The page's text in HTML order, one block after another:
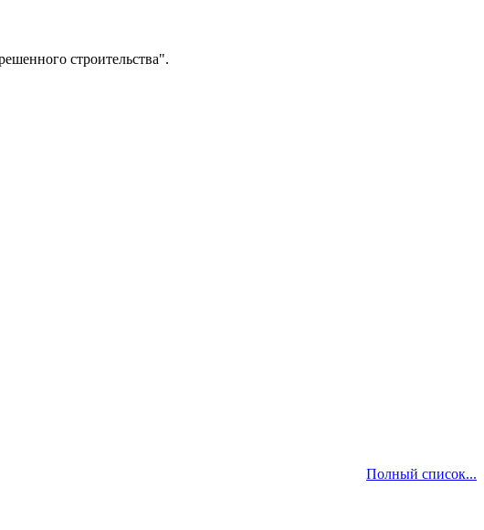
строительства".
Полный список...